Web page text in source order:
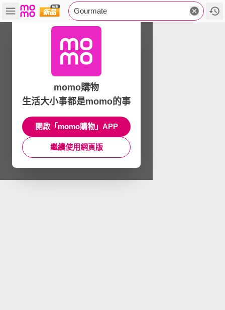
Gourmate
momo購物
生活大小事都是momo的事
開啟「momo購物」APP
繼續使用網頁版